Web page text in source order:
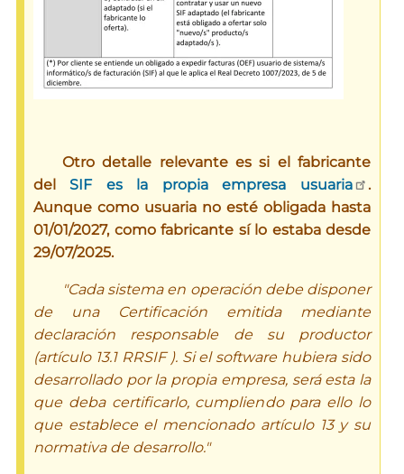
Otro detalle relevante es si el fabricante
delSIF es la propia empresa usuaria
.
Aunque como usuaria no esté obligada hasta
01/01/2027, como fabricante sí lo estaba desde
29/07/2025.
"Cada sistema en operación debe disponer
de una Certificación emitida mediante
declaración responsable de su productor
(artículo 13.1 RRSIF ). Si el software hubiera sido
desarrollado por la propia empresa, será esta la
que deba certificarlo, cumpliendo para ello lo
que establece el mencionado artículo 13 y su
normativa de desarrollo."